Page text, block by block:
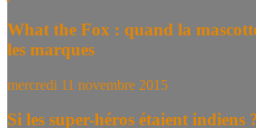
What the Fox : quand la
les marques
mercredi 11 novembre 2015
Si les super-héros étaient indiens